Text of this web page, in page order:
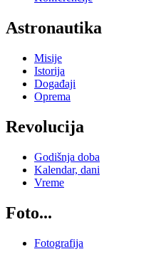
Astronautika
Misije
Istorija
Događaji
Oprema
Revolucija
Godišnja doba
Kalendar, dani
Vreme
Foto...
Fotografija